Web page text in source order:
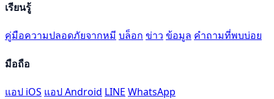
เรียนรู้
คู่มือความปลอดภัยจากหมี บล็อก ข่าว ข้อมูล คำถามที่พบบ่อย
มือถือ
แอป iOS แอป Android LINE WhatsApp